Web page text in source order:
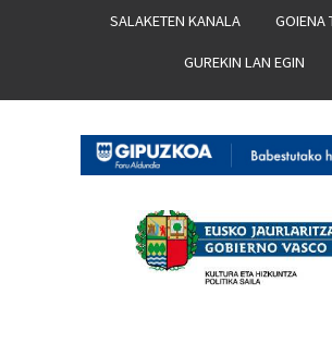
SALAKETEN KANALA GOIENA
GUREKIN LAN EGIN